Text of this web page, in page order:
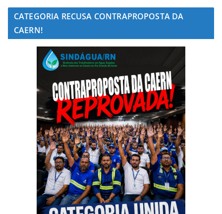
CATEGORIA RECUSA CONTRAPROPOSTA DA
CAERN!